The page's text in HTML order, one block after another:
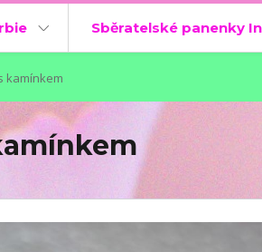
Sběratelské panenky
kamínkem